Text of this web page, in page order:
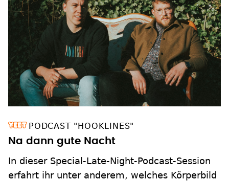
PODCAST "HOOKLINES"
Na dann gute Nacht
In dieser Special-Late-Night-Podcast-Session
erfahrt ihr unter anderem, welches Körperbild